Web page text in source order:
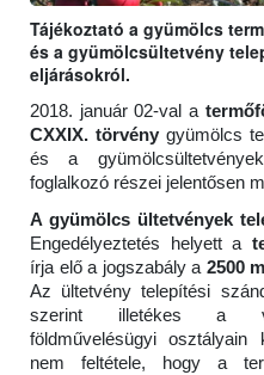
Tájékoztató a gyümölcs
és a gyümölcsültetvény
eljárásokról.
2018. január 02-val a
CXXIX. törvény gyümölcs
és a
foglalkozó részei jelentősen
A gyümölcs ültetvények
Engedélyeztetés helyett a
írja elő a jogszabály a 2500
Az ültetvény telepítési
szerint illetékes a
földművelésügyi osztályain
nem feltétele, hogy a